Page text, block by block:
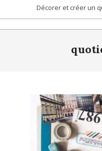
COCON
|
LIVING
Décorer et créer un